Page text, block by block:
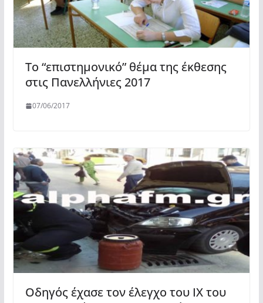
Το “επιστημονικό” θέμα της έκθεσης
στις Πανελλήνιες 2017
07/06/2017
Οδηγός έχασε τον έλεγχο του ΙΧ του